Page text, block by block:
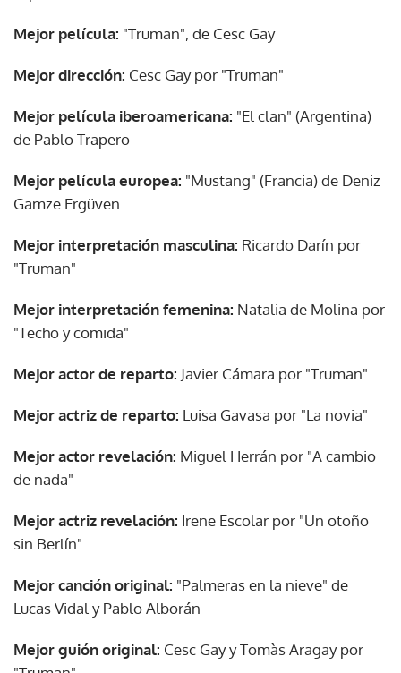
Mejor película: "Truman", de Cesc Gay
Mejor dirección: Cesc Gay por "Truman"
Mejor película iberoamericana: "El clan" (Argentina)
de Pablo Trapero
Mejor película europea: "Mustang" (Francia) de Deniz
Gamze Ergüven
Mejor interpretación masculina: Ricardo Darín por
"Truman"
Mejor interpretación femenina: Natalia de Molina por
"Techo y comida"
Mejor actor de reparto: Javier Cámara por "Truman"
Mejor actriz de reparto: Luisa Gavasa por "La novia"
Mejor actor revelación: Miguel Herrán por "A cambio
de nada"
Mejor actriz revelación: Irene Escolar por "Un otoño
sin Berlín"
Mejor canción original: "Palmeras en la nieve" de
Lucas Vidal y Pablo Alborán
Mejor guión original: Cesc Gay y Tomàs Aragay por